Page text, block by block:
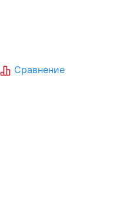
Сравнение